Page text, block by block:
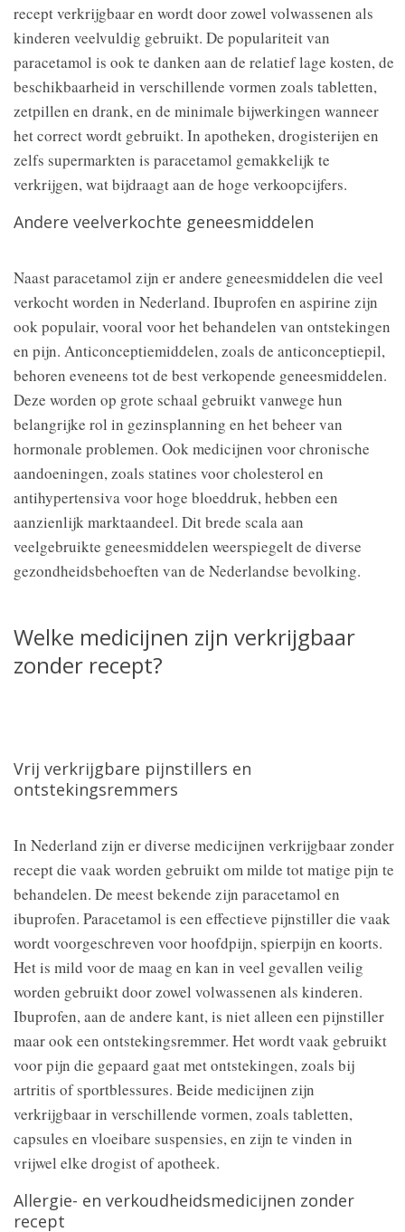
recept verkrijgbaar en wordt door zowel volwassenen als
kinderen veelvuldig gebruikt. De populariteit van
paracetamol is ook te danken aan de relatief lage kosten, de
beschikbaarheid in verschillende vormen zoals tabletten,
zetpillen en drank, en de minimale bijwerkingen wanneer
het correct wordt gebruikt. In apotheken, drogisterijen en
zelfs supermarkten is paracetamol gemakkelijk te
verkrijgen, wat bijdraagt aan de hoge verkoopcijfers.
Andere veelverkochte geneesmiddelen
Naast paracetamol zijn er andere geneesmiddelen die veel
verkocht worden in Nederland. Ibuprofen en aspirine zijn
ook populair, vooral voor het behandelen van ontstekingen
en pijn. Anticonceptiemiddelen, zoals de anticonceptiepil,
behoren eveneens tot de best verkopende geneesmiddelen.
Deze worden op grote schaal gebruikt vanwege hun
belangrijke rol in gezinsplanning en het beheer van
hormonale problemen. Ook medicijnen voor chronische
aandoeningen, zoals statines voor cholesterol en
antihypertensiva voor hoge bloeddruk, hebben een
aanzienlijk marktaandeel. Dit brede scala aan
veelgebruikte geneesmiddelen weerspiegelt de diverse
gezondheidsbehoeften van de Nederlandse bevolking.
Welke medicijnen zijn verkrijgbaar
zonder recept?
Vrij verkrijgbare pijnstillers en
ontstekingsremmers
In Nederland zijn er diverse medicijnen verkrijgbaar zonder
recept die vaak worden gebruikt om milde tot matige pijn te
behandelen. De meest bekende zijn paracetamol en
ibuprofen. Paracetamol is een effectieve pijnstiller die vaak
wordt voorgeschreven voor hoofdpijn, spierpijn en koorts.
Het is mild voor de maag en kan in veel gevallen veilig
worden gebruikt door zowel volwassenen als kinderen.
Ibuprofen, aan de andere kant, is niet alleen een pijnstiller
maar ook een ontstekingsremmer. Het wordt vaak gebruikt
voor pijn die gepaard gaat met ontstekingen, zoals bij
artritis of sportblessures. Beide medicijnen zijn
verkrijgbaar in verschillende vormen, zoals tabletten,
capsules en vloeibare suspensies, en zijn te vinden in
vrijwel elke drogist of apotheek.
Allergie- en verkoudheidsmedicijnen zonder
recept